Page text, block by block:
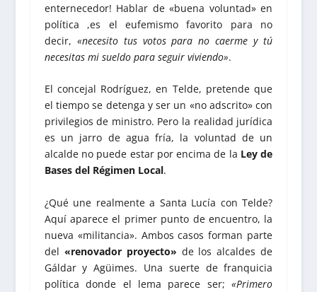
enternecedor! Hablar de «buena voluntad» en
política ,es el eufemismo favorito para no
decir, «necesito tus votos para no caerme y tú
necesitas mi sueldo para seguir viviendo».
El concejal Rodríguez, en Telde, pretende que
el tiempo se detenga y ser un «no adscrito» con
privilegios de ministro. Pero la realidad jurídica
es un jarro de agua fría, la voluntad de un
alcalde no puede estar por encima de la Ley de
Bases del Régimen Local.
¿Qué une realmente a Santa Lucía con Telde?
Aquí aparece el primer punto de encuentro, la
nueva «militancia». Ambos casos forman parte
del «renovador proyecto» de los alcaldes de
Gáldar y Agüimes. Una suerte de franquicia
política donde el lema parece ser;«Primero